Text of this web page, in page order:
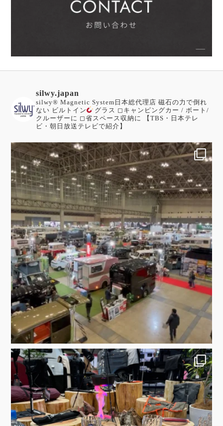
silwy.japan
silwy®︎ Magnetic System日本総代理店 磁石の力で倒れ
ない ビルトイン
グラス ◻︎キャンピングカー / ボート/
クルーザーに ◻︎省スペース収納に
【TBS・日本テレ
ビ・朝日放送テレビで紹介】